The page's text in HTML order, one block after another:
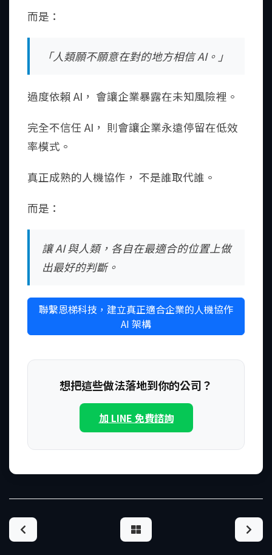
而是：
「人類願不願意在對的地方相信 AI。」
過度依賴 AI， 會讓企業暴露在未知風險裡。
完全不信任 AI， 則會讓企業永遠停留在低效
率模式。
真正成熟的人機協作， 不是誰取代誰。
而是：
讓 AI 與人類，各自在最適合的位置上做
出最好的判斷。
聯繫恩梯科技，建立真正適合企業的人機協作
AI 架構
想把這些做法落地到你的公司？
加 LINE 免費諮詢